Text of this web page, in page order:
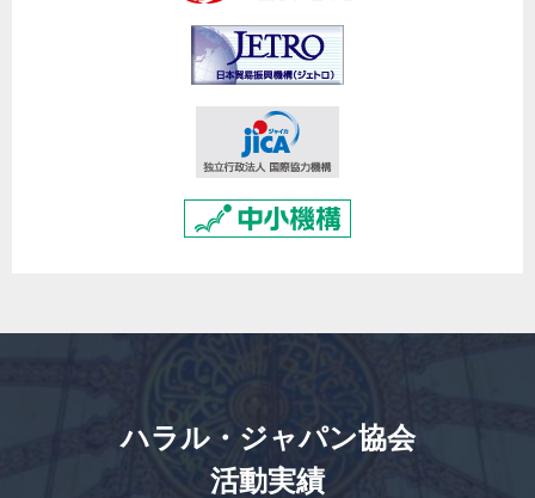
ハラル・ジャパン協会
活動実績